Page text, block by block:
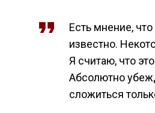
Есть мнение,
известно.
Я считаю, что
Абсолютно
сложиться